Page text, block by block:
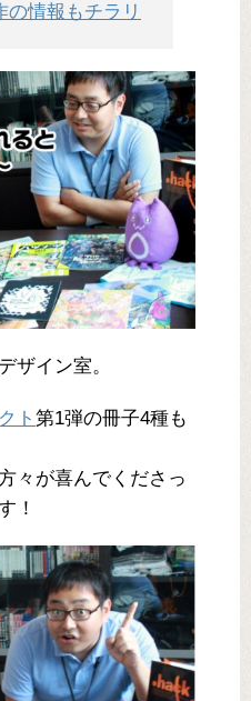
の情報もチラリ
ザイン室。
ト 第1弾の冊子4種も
々が喜んでくださっ
！